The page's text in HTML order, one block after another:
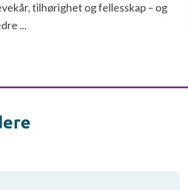
tilhørighet og fellesskap – og
...